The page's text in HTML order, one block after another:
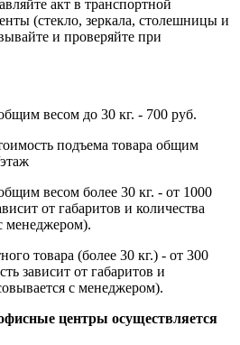
акт в транспортной
(стекло, зеркала, столешницы и
и проверяйте при
весом до 30 кг. - 700 руб.
подъема товара общим
весом более 30 кг. - от 1000
от габаритов и количества
менеджером).
товара (более 30 кг.) - от 300
зависит от габаритов и
с менеджером).
центры осуществляется